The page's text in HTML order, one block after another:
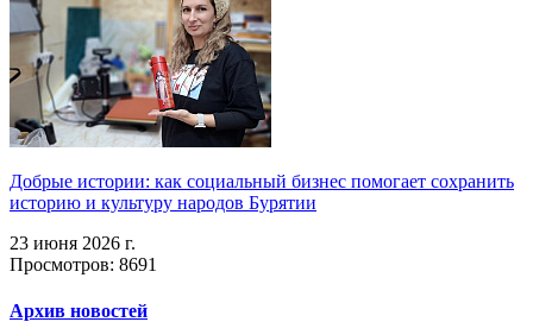
Добрые истории: как социальный бизнес помогает сохранить
историю и культуру народов Бурятии
23 июня 2026 г.
Просмотров: 8691
Архив новостей